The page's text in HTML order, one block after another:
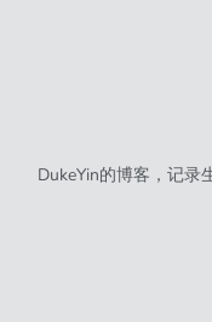
DukeYin的博客，记录